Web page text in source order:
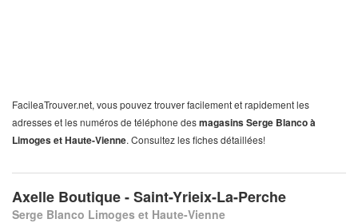
FacileaTrouver.net, vous pouvez trouver facilement et rapidement les
adresses et les numéros de téléphone desmagasins Serge Blanco à
Limoges et Haute-Vienne. Consultez les fiches détaillées!
Axelle Boutique - Saint-Yrieix-La-Perche
Serge Blanco Limoges et Haute-Vienne